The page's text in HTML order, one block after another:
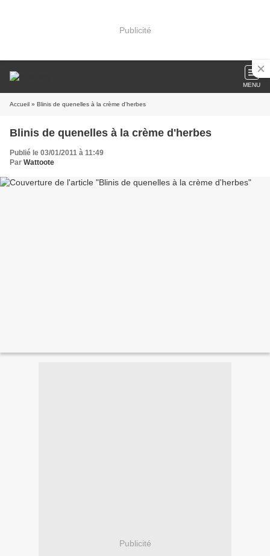
Publicité
MENU
Accueil » Blinis de quenelles à la crème d'herbes
Blinis de quenelles à la crème d'herbes
Publié le 03/01/2011 à 11:49
Par Wattoote
Publicité